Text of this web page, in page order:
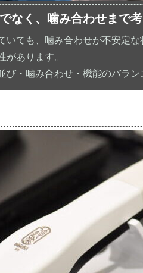
なく、噛み合わせまで
いても、噛み合わせが不安定
があります。
び・噛み合わせ・機能のバラ